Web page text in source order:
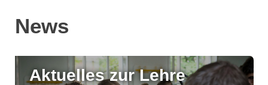
News
Aktuelles zur Lehre